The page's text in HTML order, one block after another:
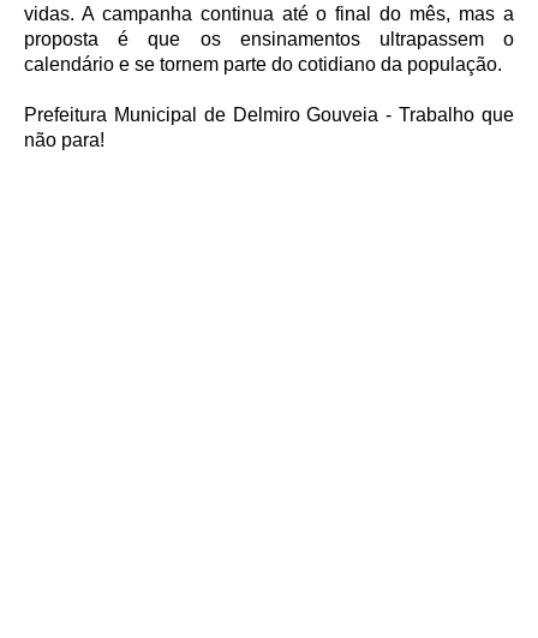
vidas. A campanha continua até o final do mês, mas a
proposta é que os ensinamentos ultrapassem o
calendário e se tornem parte do cotidiano da população.
Prefeitura Municipal de Delmiro Gouveia - Trabalho que
não para!